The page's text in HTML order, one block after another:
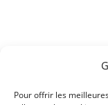
Pour offrir les
Décès